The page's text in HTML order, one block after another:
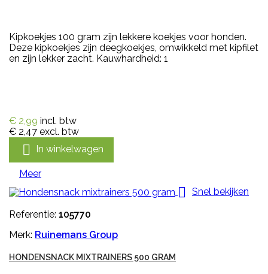
Kipkoekjes 100 gram zijn lekkere koekjes voor honden.
Deze kipkoekjes zijn deegkoekjes, omwikkeld met kipfilet
en zijn lekker zacht. Kauwhardheid: 1
€ 2,99 incl. btw
€ 2,47 excl. btw
 In winkelwagen
Meer

Snel bekijken
Referentie: 105770
Merk: Ruinemans Group
HONDENSNACK MIXTRAINERS 500 GRAM